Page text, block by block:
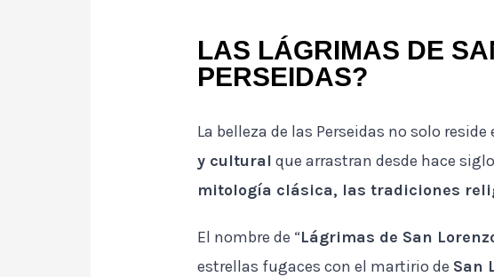
LAS LÁGRIMAS DE
PERSEIDAS?
La belleza de las Perseidas no solo
y cultural que arrastran desde hace
mitología clásica, las tradiciones
El nombre de “Lágrimas de San
estrellas fugaces con el martirio de San